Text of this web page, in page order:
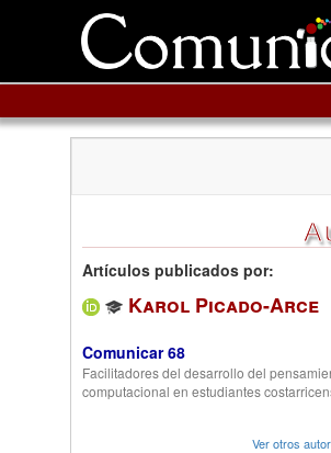
Artículos publicados por:
Karol Picado-Arce
Comunicar 68
Facilitadores del desarrollo del
computacional en estudiantes
Ver otros